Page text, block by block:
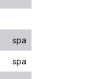
spa
spa